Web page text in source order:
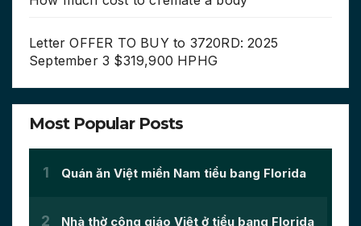
Letter OFFER TO BUY to 3720RD: 2025
September 3 $319,900 HPHG
Most Popular Posts